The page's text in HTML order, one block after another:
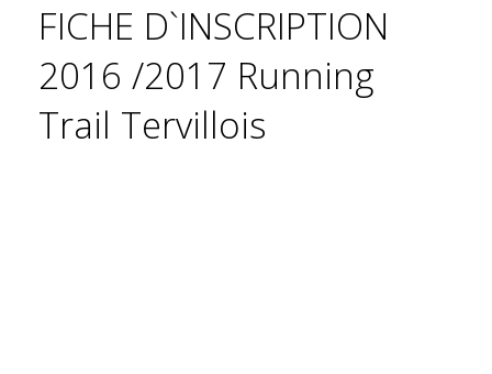
FICHE D`INSCRIPTION
2016 /2017 Running
Trail Tervillois